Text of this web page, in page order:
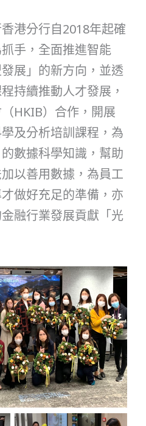
港分行自2018年起確
手，全面推進智能
展」的新方向，並透
持續推動人才發展，
HKIB）合作，開展
及分析培訓課程，為
數據科學知識，幫助
以善用數據，為員工
做好充足的準備，亦
融行業發展貢獻「光